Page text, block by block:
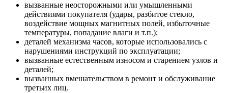
вызванные неосторожными или умышленными
действиями покупателя (удары, разбитое стекло,
воздействие мощных магнитных полей, избыточные
температуры, попадание влаги и т.п.);
деталей механизма часов, которые использовались с
нарушениями инструкций по эксплуатации;
вызванные естественным износом и старением узлов и
деталей;
вызванных вмешательством в ремонт и обслуживание
третьих лиц.